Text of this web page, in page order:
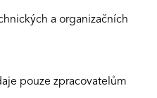
a organizačních
pouze zpracovatelům